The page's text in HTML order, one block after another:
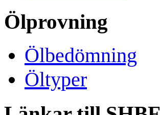
Ölprovning
Ölbedömning
Öltyper